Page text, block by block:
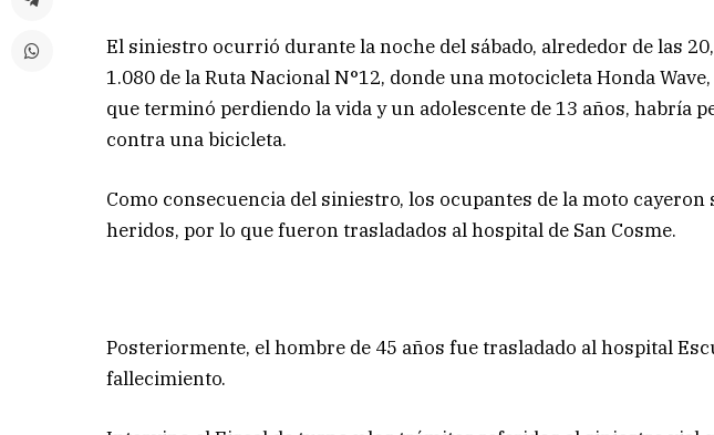
El siniestro ocurrió durante la noche del sábado, alrededor de las
1.080 de la Ruta Nacional N°12, donde una motocicleta Honda
que terminó perdiendo la vida y un adolescente de 13 años, habría
contra una bicicleta.
Como consecuencia del siniestro, los ocupantes de la moto
heridos, por lo que fueron trasladados al hospital de San Cosme.
Posteriormente, el hombre de 45 años fue trasladado al hospital
fallecimiento.